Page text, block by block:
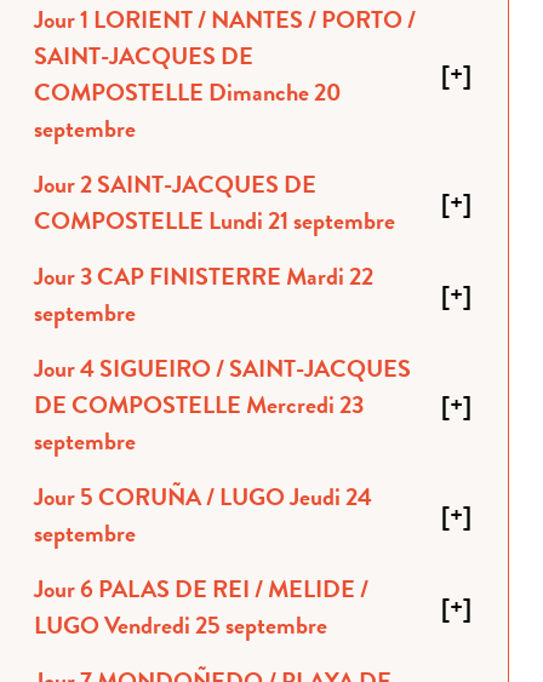
Jour 1 LORIENT / NANTES / PORTO /
SAINT-JACQUES DE
COMPOSTELLE Dimanche 20
septembre
[+]
Jour 2 SAINT-JACQUES DE
COMPOSTELLE Lundi 21 septembre
[+]
Jour 3 CAP FINISTERRE Mardi 22
septembre
[+]
Jour 4 SIGUEIRO / SAINT-JACQUES
DE COMPOSTELLE Mercredi 23
septembre
[+]
Jour 5 CORUÑA / LUGO Jeudi 24
septembre
[+]
Jour 6 PALAS DE REI / MELIDE /
LUGO Vendredi 25 septembre
[+]